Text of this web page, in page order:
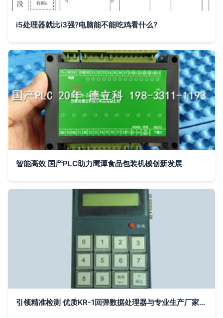
i5处理器就比i3强?电脑能不能吃鸡看什么?
智能高效 国产PLC助力鹰潭食品包装机械创新发展
引领精准检测 优质KR-1回弹数据处理器与专业生产厂家解析